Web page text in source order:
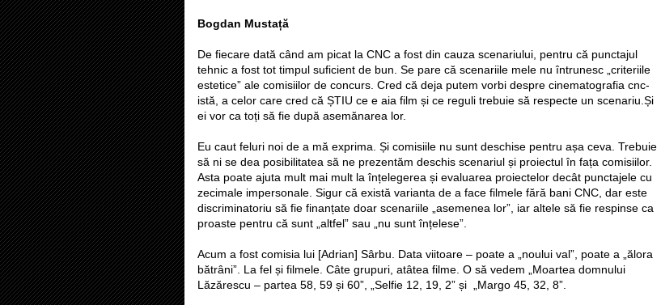
Bogdan Mustață
De fiecare dată când am picat la CNC a fost din cauza scenariului, pentru că punctajul
tehnic a fost tot timpul suficient de bun. Se pare că scenariile mele nu întrunesc „criteriile
estetice” ale comisiilor de concurs. Cred că deja putem vorbi despre cinematografia cnc-
istă, a celor care cred că ȘTIU ce e aia film și ce reguli trebuie să respecte un scenariu.Și
ei vor ca toți să fie după asemănarea lor.
Eu caut feluri noi de a mă exprima. Și comisiile nu sunt deschise pentru așa ceva. Trebuie
să ni se dea posibilitatea să ne prezentăm deschis scenariul și proiectul în fața comisiilor.
Asta poate ajuta mult mai mult la înțelegerea și evaluarea proiectelor decât punctajele cu
zecimale impersonale. Sigur că există varianta de a face filmele fără bani CNC, dar este
discriminatoriu să fie finanțate doar scenariile „asemenea lor”, iar altele să fie respinse ca
proaste pentru că sunt „altfel” sau „nu sunt înțelese”.
Acum a fost comisia lui [Adrian] Sârbu. Data viitoare – poate a „noului val”, poate a „ălora
bătrâni”. La fel și filmele. Câte grupuri, atâtea filme. O să vedem „Moartea domnului
Lăzărescu – partea 58, 59 și 60”, „Selfie 12, 19, 2” și „Margo 45, 32, 8”.